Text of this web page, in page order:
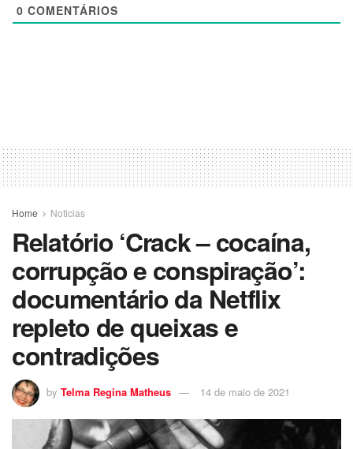
0 COMENTÁRIOS
Home Noticias
Relatório ‘Crack – cocaína,
corrupção e conspiração’:
documentário da Netflix
repleto de queixas e
contradições
by Telma Regina Matheus 14 de maio de 2021